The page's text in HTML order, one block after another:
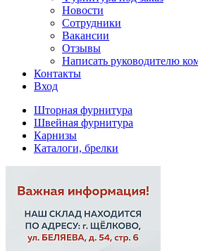
Новости
Сотрудники
Вакансии
Отзывы
Написать руководителю
Контакты
Вход
Шторная фурнитура
Швейная фурнитура
Карнизы
Каталоги, брелки